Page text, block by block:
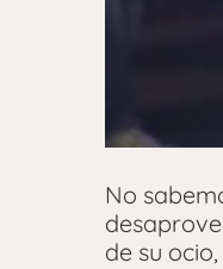
No
de su